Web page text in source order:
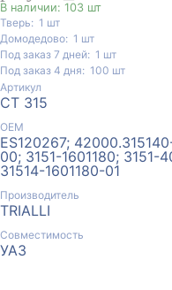
В наличии: 103 шт
Тверь: 1 шт
Домодедово: 1 шт
Под заказ 7 дней: 1 шт
Под заказ 4 дня: 100 шт
Артикул
CT 315
ОЕМ
ES120267;
00; 3151-1601180; 3151-
31514-1601180-01
Производитель
TRIALLI
Совместимость
УАЗ